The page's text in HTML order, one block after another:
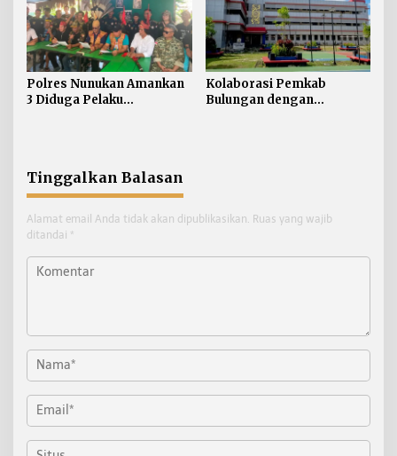
Polres Nunukan Amankan
3 Diduga Pelaku
Kolaborasi Pemkab
Bulungan dengan
Tinggalkan Balasan
Alamat email Anda tidak akan dipublikasikan. Ruas yang wajib
ditandai *